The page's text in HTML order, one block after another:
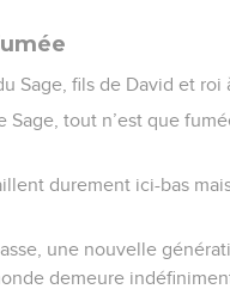
Sage, fils de David et roi
Sage, tout n’est que
durement ici-bas
une nouvelle
demeure